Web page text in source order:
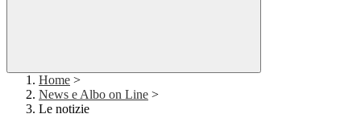
Home >
News e Albo on Line >
Le notizie